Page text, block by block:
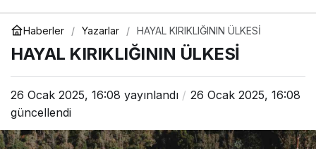
Haberler Yazarlar HAYAL KIRIKLIĞININ ÜLKESİ
HAYAL KIRIKLIĞININ ÜLKESİ
26 Ocak 2025, 16:08 yayınlandı
26 Ocak 2025, 16:08
güncellendi